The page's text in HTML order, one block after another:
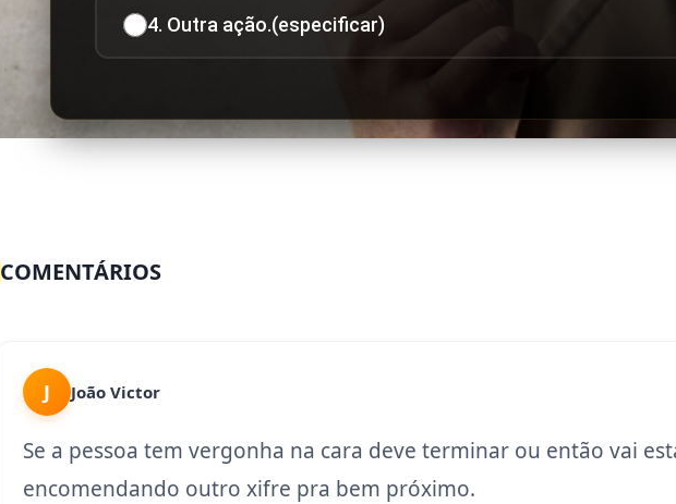
4. Outra ação.(especificar)
COMENTÁRIOS
J João Victor
Se a pessoa tem vergonha na cara deve terminar ou então vai
encomendando outro xifre pra bem próximo.